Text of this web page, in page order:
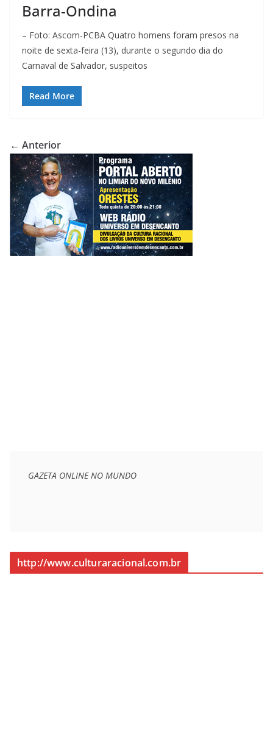
Barra-Ondina
– Foto: Ascom-PCBA Quatro homens foram presos na
noite de sexta-feira (13), durante o segundo dia do
Carnaval de Salvador, suspeitos
Read More
← Anterior
GAZETA ONLINE NO MUNDO
http://www.culturaracional.com.br